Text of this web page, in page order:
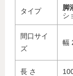
タイプ 脚
シ
間口サイ
ズ
幅
長 さ